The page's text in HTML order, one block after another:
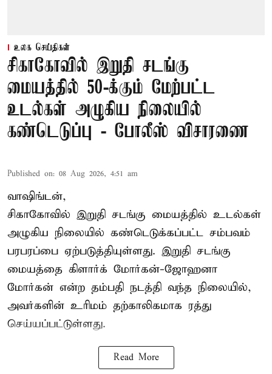
உலக செய்திகள்
சிகாகோவில் இறுதி சடங்கு
மையத்தில் 50-க்கும் மேற்பட்ட
உடல்கள் அழுகிய நிலையில்
கண்டெடுப்பு - போலீஸ் விசாரணை
Published on: 08 Aug 2026, 4:51 am
வாஷிங்டன்,
சிகாகோவில் இறுதி சடங்கு மையத்தில் உடல்கள்
அழுகிய நிலையில் கண்டெடுக்கப்பட்ட சம்பவம்
பரபரப்பை ஏற்படுத்தியுள்ளது. இறுதி சடங்கு
மையத்தை கிளார்க் மோர்கன்-ஜோஹனா
மோர்கன் என்ற தம்பதி நடத்தி வந்த நிலையில்,
அவர்களின் உரிமம் தற்காலிகமாக ரத்து
செய்யப்பட்டுள்ளது.
Read More